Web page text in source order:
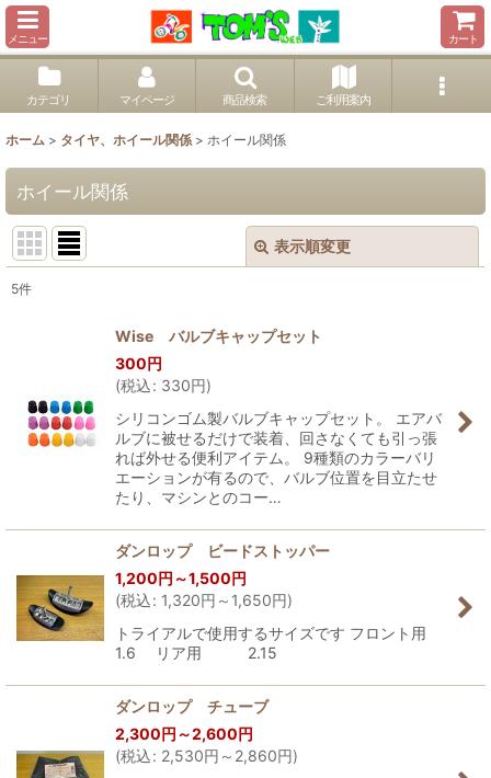
メニュー カート
カテゴリ マイページ 商品検索 ご利用案内
ホーム > タイヤ、ホイール関係 > ホイール関係
ホイール関係
表示順変更
絞り込む
5件
Wise バルブキャップセット
300円
(税込: 330円)
シリコンゴム製バルブキャップセット。 エアバ
ルブに被せるだけで装着、回さなくても引っ張
れば外せる便利アイテム。 9種類のカラーバリ
エーションが有るので、バルブ位置を目立たせ
たり、マシンとのコー…
ダンロップ ビードストッパー
1,200円 ～1,500円
(税込: 1,320円 ～1,650円)
トライアルで使用するサイズです フロント用
1.6 リア用 2.15
ダンロップ チューブ
2,300円 ～2,600円
(税込: 2,530円 ～2,860円)